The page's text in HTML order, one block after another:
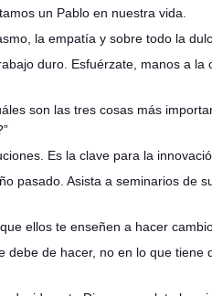
un Pablo en nuestra vida.
la empatía y sobre todo la
duro. Esfuérzate, manos a
son las tres cosas más
Es la clave para la
pasado. Asista a seminarios de
ellos te enseñen a hacer
de hacer, no en lo que tiene